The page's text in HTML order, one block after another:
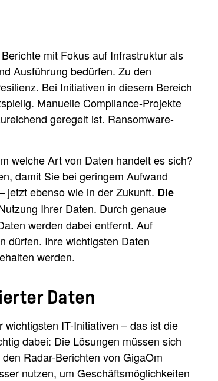
mit Fokus auf Infrastruktur als
Ausführung bedürfen. Zu den
Bei Initiativen in diesem Bereich
Manuelle Compliance-Projekte
geregelt ist. Ransomware-
welche Art von Daten handelt es sich?
damit Sie bei geringem Aufwand
jetzt ebenso wie in der Zukunft. Die
Ihrer Daten. Durch genaue
werden dabei entfernt. Auf
dürfen. Ihre wichtigsten Daten
werden.
Daten
IT-Initiativen – das ist die
dabei: Die Lösungen müssen sich
Radar-Berichten von GigaOm
nutzen, um Geschäftsmöglichkeiten